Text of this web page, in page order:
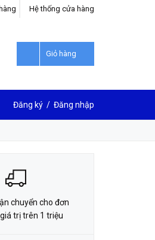
Hệ thống cửa hàng
Giỏ hàng
Đăng ký / Đăng nhập
ĐẶT HÀNG
chuyển cho đơn
trị trên 1 triệu